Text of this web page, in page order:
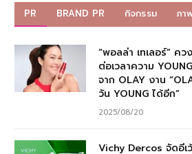
PR BRAND PR กิจกรรม ภา
“พอลล่า เทเลอร์” ค
ต่อเวลาความ
จาก OLAY งาน
วัน YOUNG ได้อีก”
2025/08/20
Vichy Dercos จัดอี